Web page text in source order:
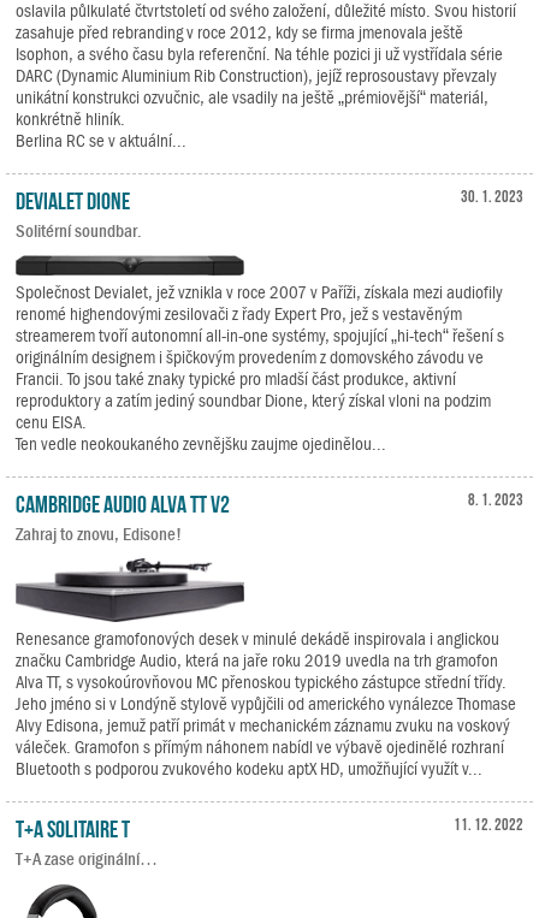
oslavila půlkulaté čtvrtstoletí od svého založení, důležité místo. Svou historií
zasahuje před rebranding v roce 2012, kdy se firma jmenovala ještě
Isophon, a svého času byla referenční. Na téhle pozici ji už vystřídala série
DARC (Dynamic Aluminium Rib Construction), jejíž reprosoustavy převzaly
unikátní konstrukci ozvučnic, ale vsadily na ještě „prémiovější“ materiál,
konkrétně hliník.
Berlina RC se v aktuální...
30. 1. 2023
Devialet Dione
Solitérní soundbar.
Společnost Devialet, jež vznikla v roce 2007 v Paříži, získala mezi audiofily
renomé highendovými zesilovači z řady Expert Pro, jež s vestavěným
streamerem tvoří autonomní all-in-one systémy, spojující „hi-tech“ řešení s
originálním designem i špičkovým provedením z domovského závodu ve
Francii. To jsou také znaky typické pro mladší část produkce, aktivní
reproduktory a zatím jediný soundbar Dione, který získal vloni na podzim
cenu EISA.
Ten vedle neokoukaného zevnějšku zaujme ojedinělou...
8. 1. 2023
Cambridge Audio Alva TT V2
Zahraj to znovu, Edisone!
Renesance gramofonových desek v minulé dekádě inspirovala i anglickou
značku Cambridge Audio, která na jaře roku 2019 uvedla na trh gramofon
Alva TT, s vysokoúrovňovou MC přenoskou typického zástupce střední třídy.
Jeho jméno si v Londýně stylově vypůjčili od amerického vynálezce Thomase
Alvy Edisona, jemuž patří primát v mechanickém záznamu zvuku na voskový
váleček. Gramofon s přímým náhonem nabídl ve výbavě ojedinělé rozhraní
Bluetooth s podporou zvukového kodeku aptX HD, umožňující využít v...
11. 12. 2022
T+A Solitaire T
T+A zase originální…